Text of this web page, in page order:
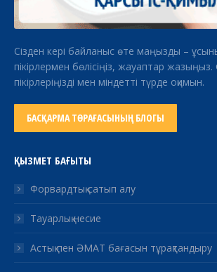
Сізден кері байланыс өте маңызды –
пікірлермен бөлісіңіз, жауаптар жазыңыз.
пікірлеріңізді мен міндетті түрде оқимын.
БАСҚАРМА ТӨРАҒАСЫНЫҢ БЛОГЫ
ҚЫЗМЕТ БАҒЫТЫ
Форвардтық сатып алу
Тауарлық несие
Астық пен ӘМАТ бағасын тұрақтандыру